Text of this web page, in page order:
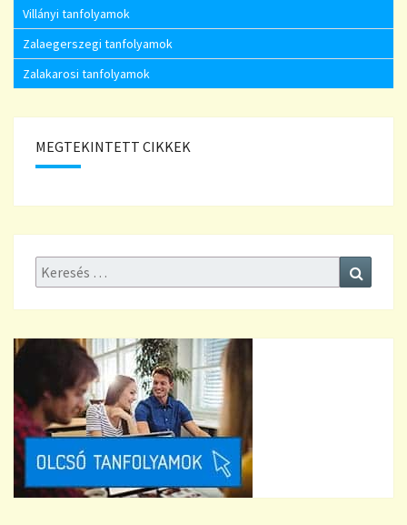
Villányi tanfolyamok
Zalaegerszegi tanfolyamok
Zalakarosi tanfolyamok
MEGTEKINTETT CIKKEK
Keresés: